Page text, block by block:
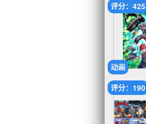
动画
评分：425
评分：190